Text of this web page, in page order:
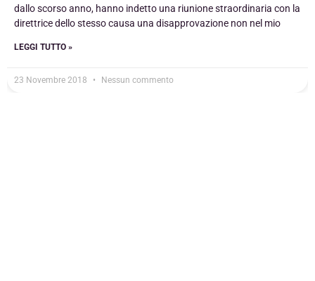
dallo scorso anno, hanno indetto una riunione straordinaria con la
direttrice dello stesso causa una disapprovazione non nel mio
LEGGI TUTTO »
23 Novembre 2018 Nessun commento